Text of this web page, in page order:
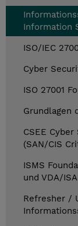
Information
ISO/IEC
Cyber
ISO 27001
Grundlagen
CSEE
(SAN/CIS
ISMS
und VDA/
Refresher /